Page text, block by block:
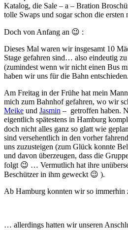
Katalog, die Sale – a – Bration
tolle Swaps und sogar schon die ersten
Doch von Anfang an 😉 :
Dieses Mal waren wir insgesamt 10
Stage gefahren sind… also eindeutig
(zumindest wenn wir nicht einen Bus
haben wir uns für die Bahn entschieden.
Am Freitag in der Frühe hat mein
mich zum Bahnhof gefahren, wo wir
Meike und Jasmin – getroffen haben.
eigentlich spätestens in Hamburg
doch nicht alles ganz so glatt wie
sind versehentlich in den vorher
uns zuzusteigen (zum Glück konnte
und davon überzeugen, dass die
folgt 😉 … Vermutlich hat ihre
Beschützer in ihm geweckt 😉 ).
Ab Hamburg konnten wir so
… allerdings hatten wir unseren